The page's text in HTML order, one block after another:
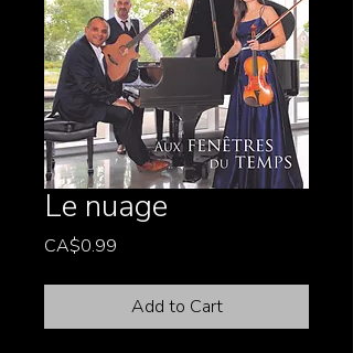
Le nuage
CA$0.99
Add to Cart